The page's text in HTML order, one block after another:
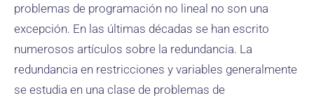
problemas de programación no lineal no son una
excepción. En las últimas décadas se han escrito
numerosos artículos sobre la redundancia. La
redundancia en restricciones y variables generalmente
se estudia en una clase de problemas de